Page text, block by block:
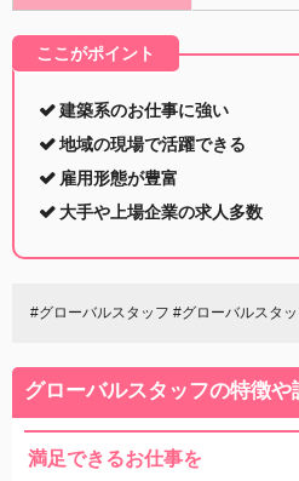
ここがポイント
建築系のお仕事に強い
地域の現場で活躍できる
雇用形態が豊富
大手や上場企業の求人多数
#グローバルスタッフ #グローバルスタッ
グローバルスタッフの特徴や
満足できるお仕事を